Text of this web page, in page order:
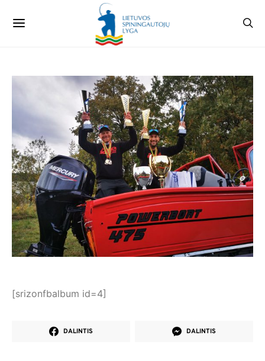
[srizonfbalbum id=4]
DALINTIS DALINTIS